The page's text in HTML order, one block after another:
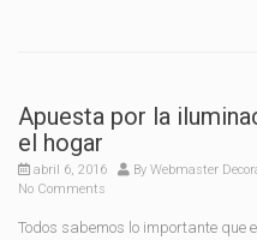
Apuesta por la
el hogar
abril 6, 2016 By Webmaster
No Comments
Todos sabemos lo importante que